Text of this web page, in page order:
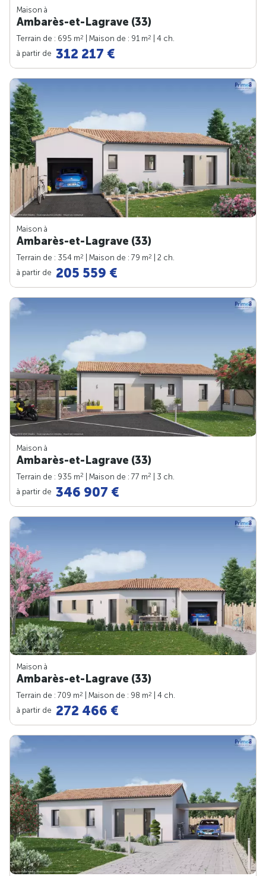
Maison à
Ambarès-et-Lagrave (33)
Terrain de : 695 m2 | Maison de : 91 m2
| 4 ch.
à partir de 312 217 €
Maison à
Ambarès-et-Lagrave (33)
Terrain de : 354 m2 | Maison de : 79 m2
| 2 ch.
à partir de 205 559 €
Maison à
Ambarès-et-Lagrave (33)
Terrain de : 935 m2 | Maison de : 77 m2
| 3 ch.
à partir de 346 907 €
Maison à
Ambarès-et-Lagrave (33)
Terrain de : 709 m2 | Maison de : 98 m2
| 4 ch.
à partir de 272 466 €